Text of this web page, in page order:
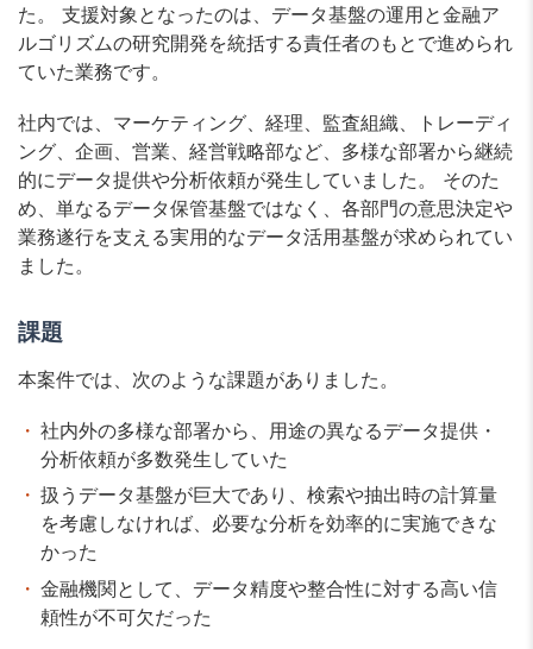
た。 支援対象となったのは、データ基盤の運用と金融ア
ルゴリズムの研究開発を統括する責任者のもとで進められ
ていた業務です。
社内では、マーケティング、経理、監査組織、トレーディ
ング、企画、営業、経営戦略部など、多様な部署から継続
的にデータ提供や分析依頼が発生していました。 そのた
め、単なるデータ保管基盤ではなく、各部門の意思決定や
業務遂行を支える実用的なデータ活用基盤が求められてい
ました。
課題
本案件では、次のような課題がありました。
社内外の多様な部署から、用途の異なるデータ提供・
分析依頼が多数発生していた
扱うデータ基盤が巨大であり、検索や抽出時の計算量
を考慮しなければ、必要な分析を効率的に実施できな
かった
金融機関として、データ精度や整合性に対する高い信
頼性が不可欠だった